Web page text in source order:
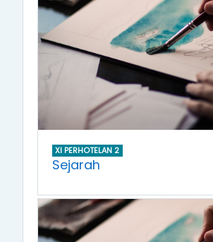
XI PERHOTELAN 2
Sejarah